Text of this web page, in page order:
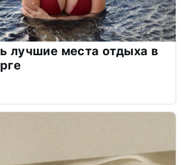
лучшие места отдыха в